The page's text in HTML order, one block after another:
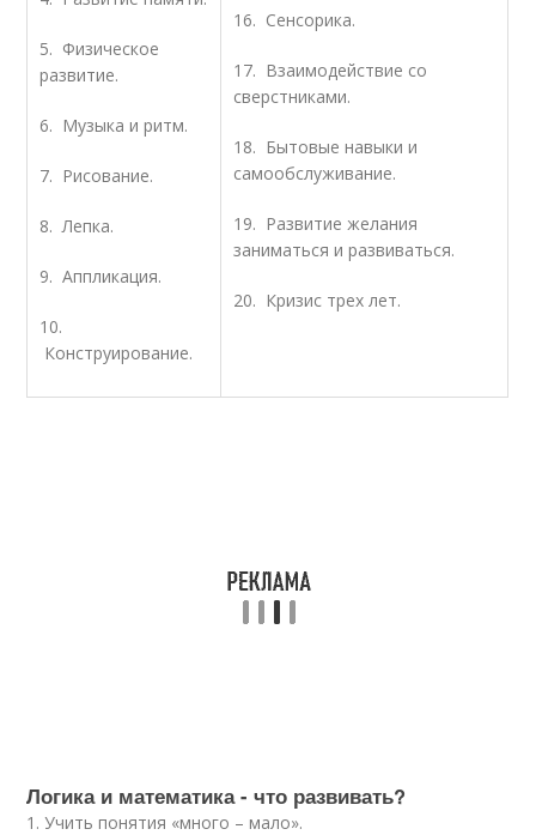
5. Физическое
развитие.
6. Музыка и ритм.
7. Рисование.
8. Лепка.
9. Аппликация.
10.
Конструирование.
16. Сенсорика.
17. Взаимодействие со
сверстниками.
18. Бытовые навыки и
самообслуживание.
19. Развитие желания
заниматься и развиваться.
20. Кризис трех лет.
Логика и математика - что развивать?
1. Учить понятия «много – мало».